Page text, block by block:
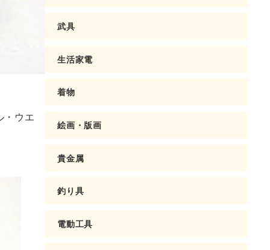
・ウエ
武具
生活家電
着物
絵画・版画
貴金属
釣り具
電動工具